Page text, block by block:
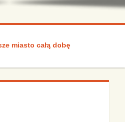
miasto całą dobę